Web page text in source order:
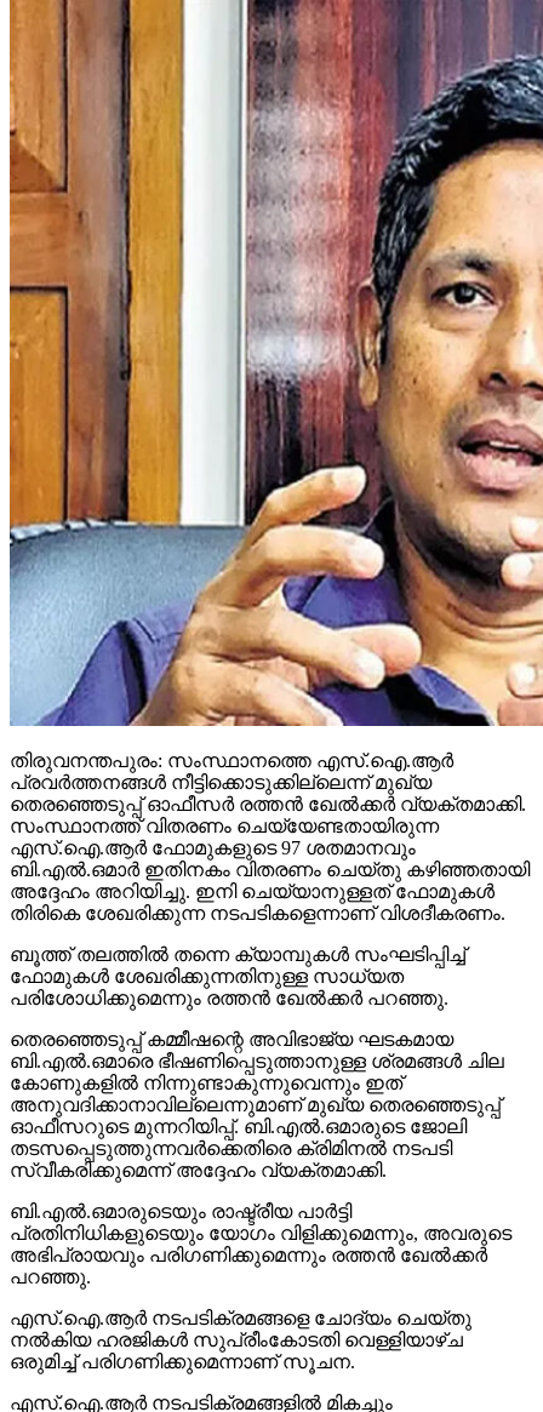
തിരുവനന്തപുരം: സംസ്ഥാനത്തെ എസ്.ഐ.ആര്‍
പ്രവര്‍ത്തനങ്ങള്‍ നീട്ടിക്കൊടുക്കില്ലെന്ന് മുഖ്യ
തെരഞ്ഞെടുപ്പ് ഓഫീസര്‍ രത്തന്‍ ഖേല്‍ക്കര്‍ വ്യക്തമാക്കി.
സംസ്ഥാനത്ത് വിതരണം ചെയ്യേണ്ടതായിരുന്ന
എസ്.ഐ.ആര്‍ ഫോമുകളുടെ 97 ശതമാനവും
ബി.എല്‍.ഒമാര്‍ ഇതിനകം വിതരണം ചെയ്തു കഴിഞ്ഞതായി
അദ്ദേഹം അറിയിച്ചു. ഇനി ചെയ്യാനുള്ളത് ഫോമുകള്‍
തിരികെ ശേഖരിക്കുന്ന നടപടികളെന്നാണ് വിശദീകരണം.
ബൂത്ത് തലത്തില്‍ തന്നെ ക്യാമ്പുകള്‍ സംഘടിപ്പിച്ച്
ഫോമുകള്‍ ശേഖരിക്കുന്നതിനുള്ള സാധ്യത
പരിശോധിക്കുമെന്നും രത്തന്‍ ഖേല്‍ക്കര്‍ പറഞ്ഞു.
തെരഞ്ഞെടുപ്പ് കമ്മീഷന്റെ അവിഭാജ്യ ഘടകമായ
ബി.എല്‍.ഒമാരെ ഭീഷണിപ്പെടുത്താനുള്ള ശ്രമങ്ങള്‍ ചില
കോണുകളില്‍ നിന്നുണ്ടാകുന്നുവെന്നും ഇത്
അനുവദിക്കാനാവില്ലെന്നുമാണ് മുഖ്യ തെരഞ്ഞെടുപ്പ്
ഓഫീസറുടെ മുന്നറിയിപ്പ്. ബി.എല്‍.ഒമാരുടെ ജോലി
തടസപ്പെടുത്തുന്നവര്‍ക്കെതിരെ ക്രിമിനല്‍ നടപടി
സ്വീകരിക്കുമെന്ന് അദ്ദേഹം വ്യക്തമാക്കി.
ബി.എല്‍.ഒമാരുടെയും രാഷ്ട്രീയ പാര്‍ട്ടി
പ്രതിനിധികളുടെയും യോഗം വിളിക്കുമെന്നും, അവരുടെ
അഭിപ്രായവും പരിഗണിക്കുമെന്നും രത്തന്‍ ഖേല്‍ക്കര്‍
പറഞ്ഞു.
എസ്.ഐ.ആര്‍ നടപടിക്രമങ്ങളെ ചോദ്യം ചെയ്തു
നല്‍കിയ ഹരജികള്‍ സുപ്രീംകോടതി വെള്ളിയാഴ്ച
ഒരുമിച്ച് പരിഗണിക്കുമെന്നാണ് സൂചന.
എസ്.ഐ.ആര്‍ നടപടിക്രമങ്ങളില്‍ മികച്ചും